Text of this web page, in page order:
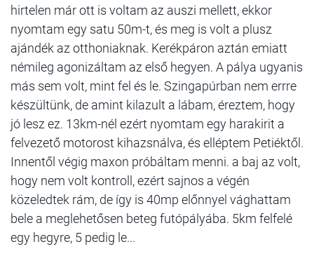
hirtelen már ott is voltam az auszi mellett, ekkor
nyomtam egy satu 50m-t, és meg is volt a plusz
ajándék az otthoniaknak. Kerékpáron aztán emiatt
némileg agonizáltam az első hegyen. A pálya ugyanis
más sem volt, mint fel és le. Szingapúrban nem errre
készültünk, de amint kilazult a lábam, éreztem, hogy
jó lesz ez. 13km-nél ezért nyomtam egy harakirit a
felvezető motorost kihazsnálva, és elléptem Petiéktől.
Innentől végig maxon próbáltam menni. a baj az volt,
hogy nem volt kontroll, ezért sajnos a végén
közeledtek rám, de így is 40mp előnnyel vághattam
bele a meglehetősen beteg futópályába. 5km felfelé
egy hegyre, 5 pedig le...